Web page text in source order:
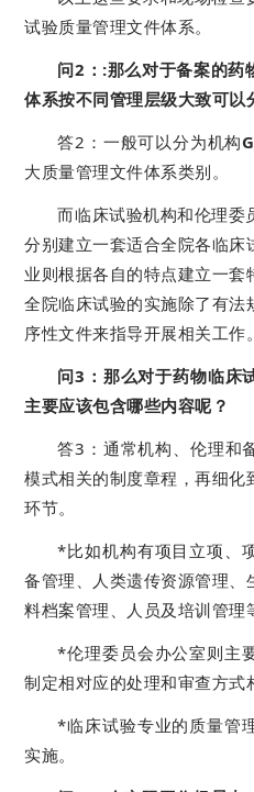
试验质量管理文件体系。
问2：:那么对于备案的药
体系按不同管理层级大致可以
答2：一般可以分为机构
大质量管理文件体系类别。
而临床试验机构和伦理委
分别建立一套适合全院各临
业则根据各自的特点建立一
全院临床试验的实施除了有
序性文件来指导开展相关工作。
问3： 那么对于药物临床
主要应该包含哪些内容呢？
答3：通常机构、伦理和
模式相关的制度章程，再细
环节。
*比如机构有项目立项、
备管理、人类遗传资源管理
料档案管理、人员及培训管理
*伦理委员会办公室则主
制定相对应的处理和审查方式
*临床试验专业的质量管
实施。